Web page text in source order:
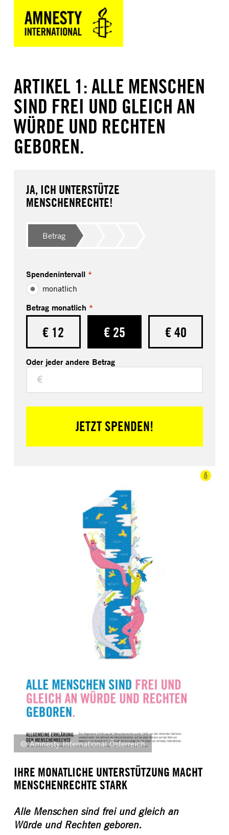
ARTIKEL 1: ALLE MENSCHEN
SIND FREI UND GLEICH AN
WÜRDE UND RECHTEN
GEBOREN.
JA, ICH UNTERSTÜTZE
MENSCHENRECHTE!
Betrag
Spendenintervall *
monatlich
Betrag monatlich *
€ 12 € 25 € 40
Oder jeder andere Betrag
€
© Amnesty International Österreich
IHRE MONATLICHE UNTERSTÜTZUNG MACHT
MENSCHENRECHTE STARK
Alle Menschen sind frei und gleich an
Würde und Rechten geboren.